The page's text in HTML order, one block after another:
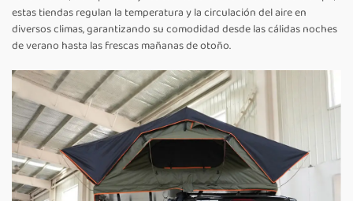
estas tiendas regulan la temperatura y la circulación del aire en
diversos climas, garantizando su comodidad desde las cálidas noches
de verano hasta las frescas mañanas de otoño.